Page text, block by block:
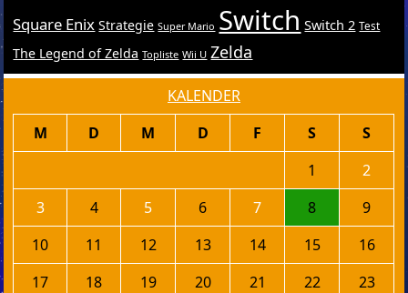
Square Enix Strategie Super Mario Switch Switch 2 Test
The Legend of Zelda Topliste Wii U Zelda
KALENDER
M D M D F S
S
1
2
3
4 5 6 7 8
9
10
11 12 13 14 15
16
17
18 19 20 21 22
23